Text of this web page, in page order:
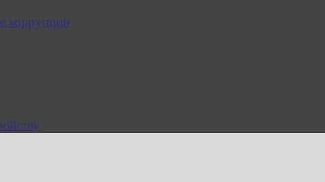
коррупции